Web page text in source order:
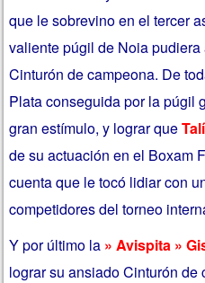
que le sobrevino en el tercer
valiente púgil de Noia
Cinturón de campeona. De
Plata conseguida por la púgil
gran estímulo, y lograr que
de su actuación en el Boxam
cuenta que le tocó lidiar con
competidores del torneo
Y por último la » Avispita »
lograr su ansiado Cinturón de